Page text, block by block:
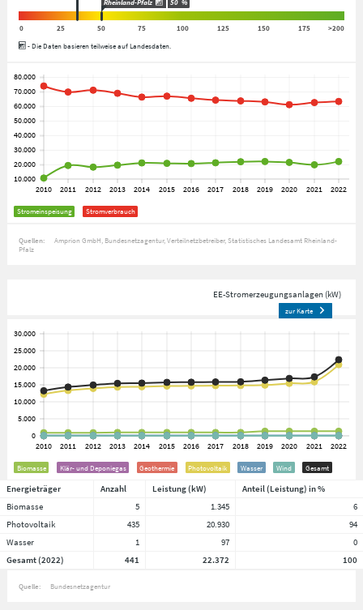
Rheinland-Pfalz 50 %
0 25 50 75 100 125 150 175
>200
- Die Daten basieren teilweise auf Landesdaten.
Stromeinspeisung Stromverbrauch
Quellen: Amprion GmbH Bundesnetzagentur Verteilnetzbetreiber Statistisches Landesamt Rheinland-
Pfalz
EE-Stromerzeugungsanlagen (kW)
zur Karte
Biomasse Klär- und Deponiegas Geothermie Photovoltaik Wasser Wind Gesamt
Energieträger Anzahl Leistung (kW)
Anteil (Leistung) in %
Biomasse
5 1.345
6
Photovoltaik
435 20.930
94
Wasser
1 97
0
Gesamt (2022)
441 22.372 100
Quelle: Bundesnetzagentur